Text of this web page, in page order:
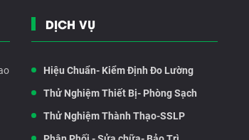
DỊCH VỤ
Hiệu Chuẩn- Kiểm Định Đo Lường
Thử Nghiệm Thiết Bị- Phòng Sạch
Thử Nghiệm Thành Thạo-SSLP